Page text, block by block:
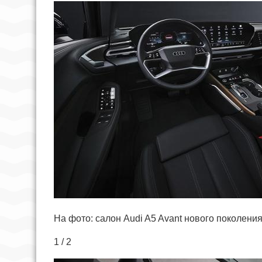
На фото: салон Audi A5 Avant нового поколения
1 / 2